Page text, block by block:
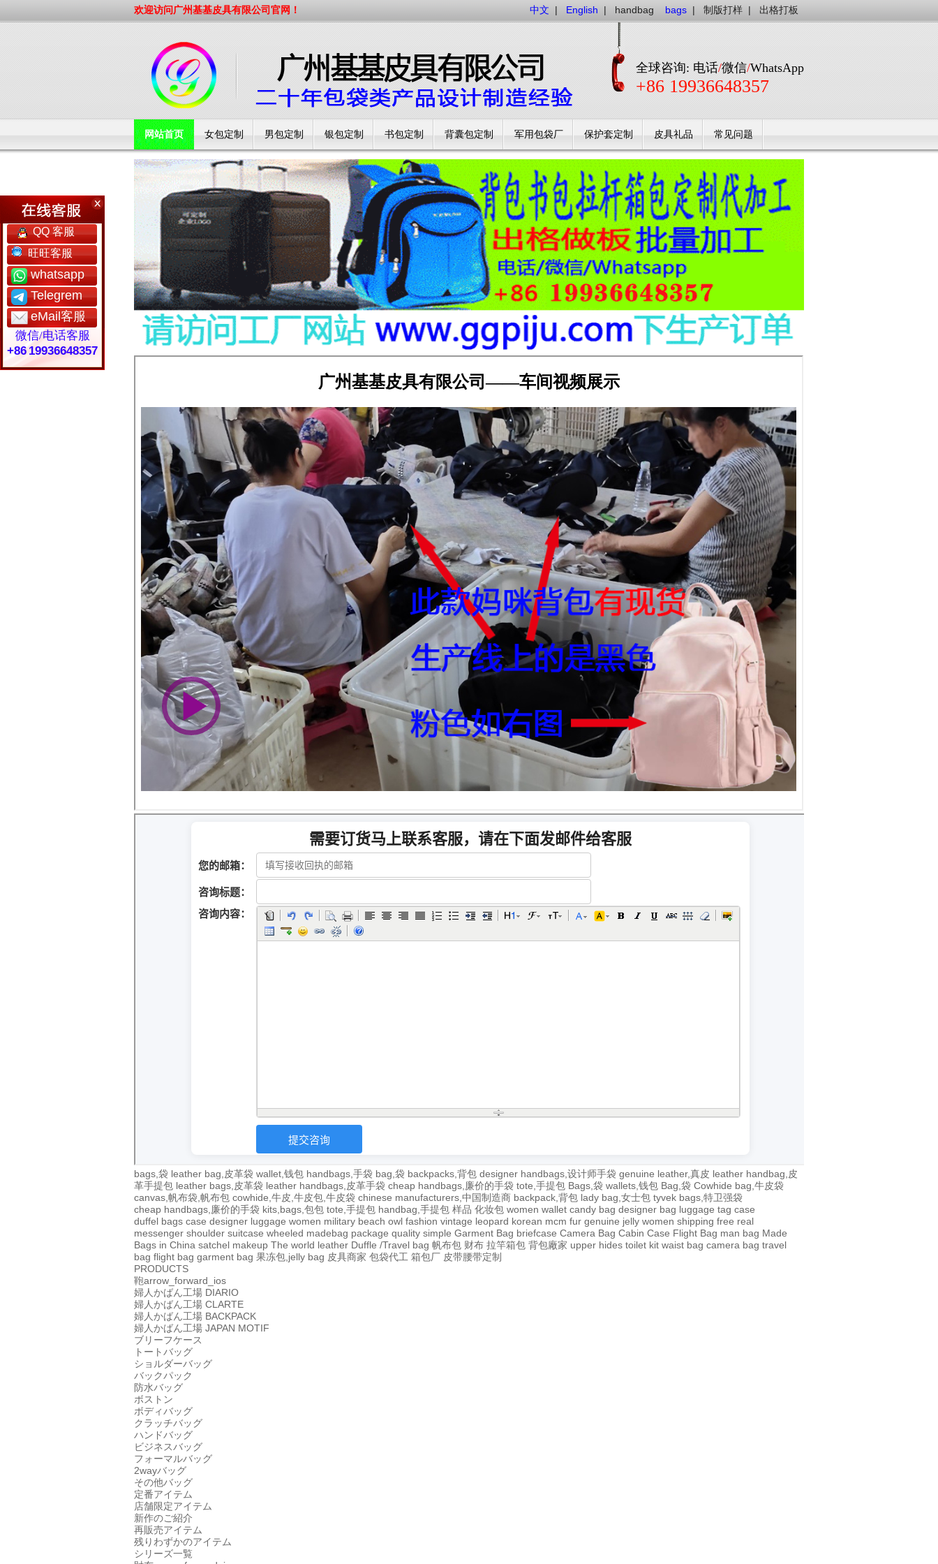
欢迎访问广州基基皮具有限公司官网！ 中文 | English | handbag bags | 制版打样 | 出格打板
全球咨询: 电话/微信/WhatsApp
+86 19936648357
网站首页 女包定制 男包定制 银包定制 书包定制 背囊包定制 军用包袋厂 保护套定制 皮具礼品 常见问题
工厂简介
bags,袋 leather bag,皮革袋 wallet,钱包 handbags,手袋 bag,袋 backpacks,背包 designer handbags,设计师手袋 genuine leather,真皮 leather handbag,皮
革手提包 leather bags,皮革袋 leather handbags,皮革手袋 cheap handbags,廉价的手袋 tote,手提包 Bags,袋 wallets,钱包 Bag,袋 Cowhide bag,牛皮袋
canvas,帆布袋,帆布包 cowhide,牛皮,牛皮包,牛皮袋 chinese manufacturers,中国制造商 backpack,背包 lady bag,女士包 tyvek bags,特卫强袋
cheap handbags,廉价的手袋 kits,bags,包包 tote,手提包 handbag,手提包 样品 化妆包 women wallet candy bag designer bag luggage tag case
duffel bags case designer luggage women military beach owl fashion vintage leopard korean mcm fur genuine jelly women shipping free real
messenger shoulder suitcase wheeled madebag package quality simple Garment Bag briefcase Camera Bag Cabin Case Flight Bag man bag Made
Bags in China satchel makeup The world leather Duffle /Travel bag 帆布包 财布 拉竿箱包 背包廠家 upper hides toilet kit waist bag camera bag travel
bag flight bag garment bag 果冻包,jelly bag 皮具商家 包袋代工 箱包厂 皮带腰带定制
PRODUCTS
鞄arrow_forward_ios
婦人かばん工場 DIARIO
婦人かばん工場 CLARTE
婦人かばん工場 BACKPACK
婦人かばん工場 JAPAN MOTIF
ブリーフケース
トートバッグ
ショルダーバッグ
バックパック
防水バッグ
ボストン
ボディバッグ
クラッチバッグ
ハンドバッグ
ビジネスバッグ
フォーマルバッグ
2wayバッグ
その他バッグ
定番アイテム
店舗限定アイテム
新作のご紹介
再販売アイテム
残りわずかのアイテム
シリーズ一覧
QQ 客服
旺旺客服
whatsapp
Telegrem
eMail客服
微信/电话客服
+86 19936648357